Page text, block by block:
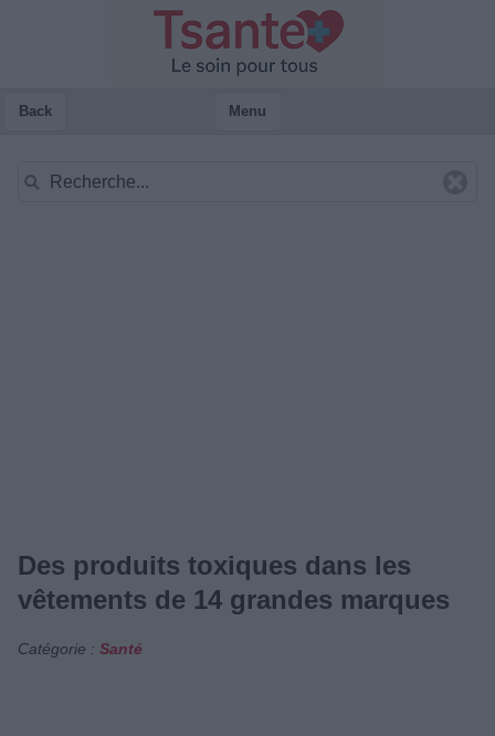
Back Menu
Des produits toxiques dans les
vêtements de 14 grandes marques
Catégorie : Santé